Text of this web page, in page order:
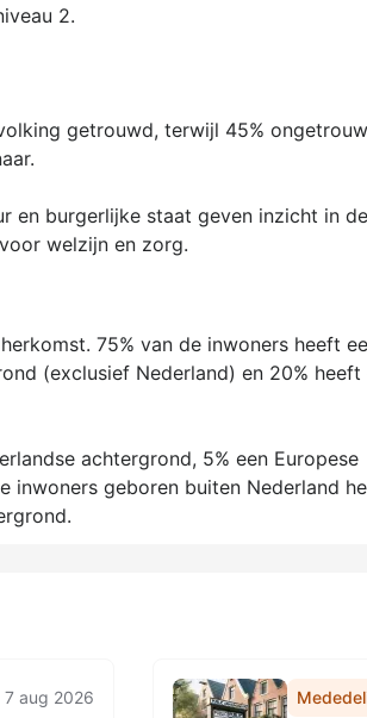
2.
getrouwd, terwijl 45%
en burgerlijke staat geven inzicht in
welzijn en zorg.
75% van de inwoners heeft
(exclusief Nederland) en 20%
achtergrond, 5% een Europese
inwoners geboren buiten Nederland
7 aug 2026